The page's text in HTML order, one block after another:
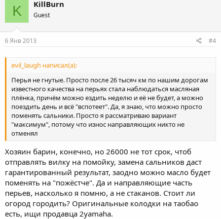
K KillBurn
Guest
6 Янв 2013 #4
evil_laugh написал(а):
Перья не гнутые. Просто после 26 тысяч км по нашим дорогам
известного качества на перьях стала наблюдаться масляная
плёнка, причём можно ездить неделю и её не будет, а можно
поездить день и всё "вспотеет". Да, я знаю, что можно просто
поменять сальники. Просто я рассматриваю вариант
"максимум", потому что износ направляющих никто не
отменял
Хозяин барин, конечно, но 26000 не тот срок, чтоб
отправлять вилку на помойку, замена сальников даст
гарантированный результат, заодно можно масло будет
поменять на "пожёстче". Да и направляющие часть
перьев, насколько я помню, а не стаканов. Стоит ли
огород городить? Оригинальные колодки на таобао
есть, ищи продавца 2yamaha.